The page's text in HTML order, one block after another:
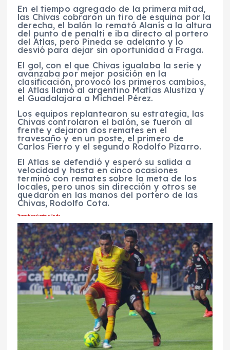
En el tiempo agregado de la primera mitad,
las Chivas cobraron un tiro de esquina por la
derecha, el balón lo remató Alanís a la altura
del punto de penalti e iba directo al portero
del Atlas, pero Pineda se adelanto y lo
desvió para dejar sin oportunidad a Fraga.
El gol, con el que Chivas igualaba la serie y
avanzaba por mejor posición en la
clasificación, provocó los primeros cambios,
el Atlas llamó al argentino Matías Alustiza y
el Guadalajara a Michael Pérez.
Los equipos replantearon su estrategia, las
Chivas controlaron el balón, se fueron al
frente y dejaron dos remates en el
travesaño y en un poste, el primero de
Carlos Fierro y el segundo Rodolfo Pizarro.
El Atlas se defendió y esperó su salida a
velocidad y hasta en cinco ocasiones
terminó con remates sobre la meta de los
locales, pero unos sin dirección y otros se
quedaron en las manos del portero de las
Chivas, Rodolfo Cota.
Tijuana deja en el camino al Morelia